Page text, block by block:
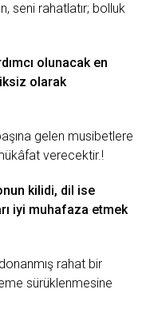
seni rahatlatır; bolluk
olunacak en
olarak
gelen musibetlere
verecektir.!
kilidi, dil ise
iyi muhafaza etmek
rahat bir
sürüklenmesine